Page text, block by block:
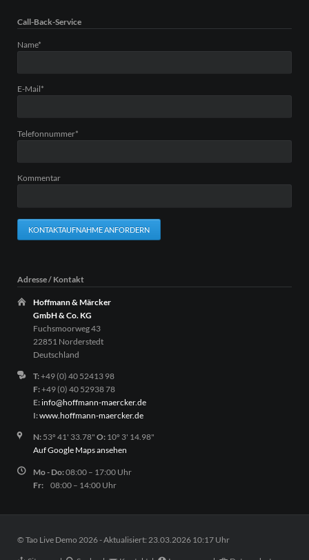
Call-Back-Service
Pflichtfeld
Name*
Pflichtfeld
E-Mail*
Pflichtfeld
Telefonnummer*
Kommentar
KONTAKTAUFNAHME ANFORDERN
Adresse / Kontakt
Hoffmann & Märcker
GmbH & Co. KG
Fuchsmoorweg 43
22851 Norderstedt
Deutschland
T:+49 (0) 40 52413 98
F:+49 (0) 40 52938 78
E:info@hoffmann-maercker.de
I:www.hoffmann-maercker.de
N:53º 41' 33.78" O:10º 3' 14.98"
Auf Google Maps ansehen
Mo - Do:08:00 – 17:00 Uhr
Fr: 08:00 – 14:00 Uhr
© Tao Live Demo 2026 - Aktualisiert: 23.03.2026 10:17 Uhr